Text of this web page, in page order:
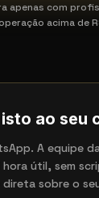
apenas com
acima de
ao seu
A equipe
útil, sem
direta sobre o